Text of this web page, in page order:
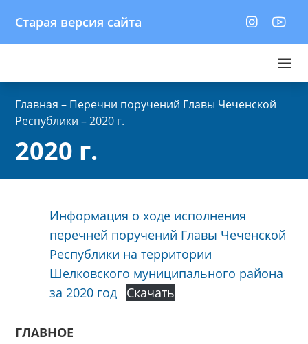
Старая версия сайта
Главная – Перечни поручений Главы Чеченской
Республики –2020 г.
2020 г.
Информация о ходе исполнения
перечней поручений Главы Чеченской
Республики на территории
Шелковского муниципального района
за 2020 год
Скачать
ГЛАВНОЕ